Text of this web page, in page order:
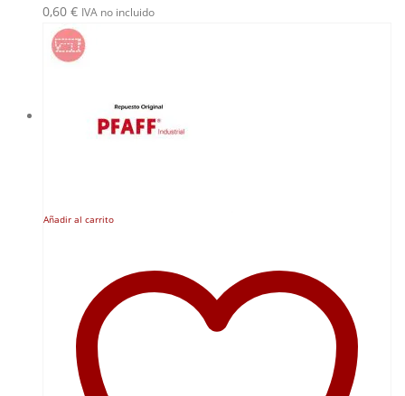
0,60 € IVA no incluido
Añadir al carrito